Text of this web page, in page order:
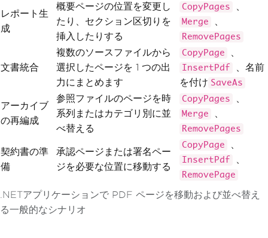
.NETアプリケーションで PDF ページを移動および並べ替え
る一般的なシナリオ
レポート生
成
概要ページの位置を変更し
たり、セクション区切りを
挿入したりする
CopyPages
Merge
RemovePages
文書統合
複数のソースファイルから
選択したページを 1 つの出
力にまとめます
CopyPage
InsertPdf
、名前
を付け SaveAs
アーカイブ
の再編成
参照ファイルのページを時
系列またはカテゴリ別に並
べ替える
CopyPages
Merge
RemovePages
契約書の準
備
承認ページまたは署名ペー
ジを必要な位置に移動する
CopyPage
InsertPdf
RemovePage